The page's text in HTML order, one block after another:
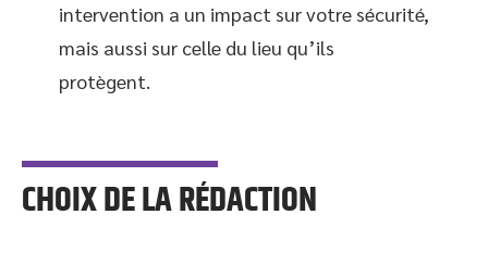
intervention a un impact sur votre sécurité,
mais aussi sur celle du lieu qu’ils
protègent.
CHOIX DE LA RÉDACTION